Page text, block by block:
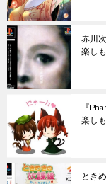
赤川
楽し
『
楽し
とき